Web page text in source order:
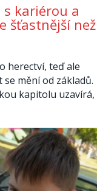
s kariérou a
šťastnější než
herectví, teď ale
mění od základů.
kapitolu uzavírá,